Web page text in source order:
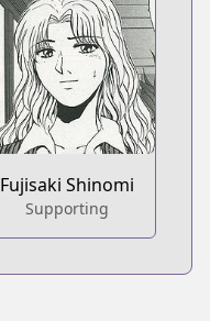
Fujisaki Shinomi
Supporting